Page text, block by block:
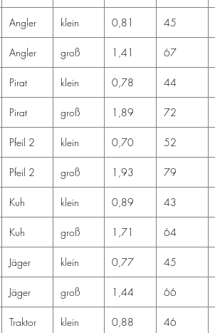
Angler klein 0,81 45
Angler groß 1,41 67
Pirat klein 0,78 44
Pirat groß 1,89 72
Pfeil 2 klein 0,70 52
Pfeil 2 groß 1,93 79
Kuh klein 0,89 43
Kuh groß 1,71 64
Jäger klein 0,77 45
Jäger groß 1,44 66
Traktor klein 0,88 46